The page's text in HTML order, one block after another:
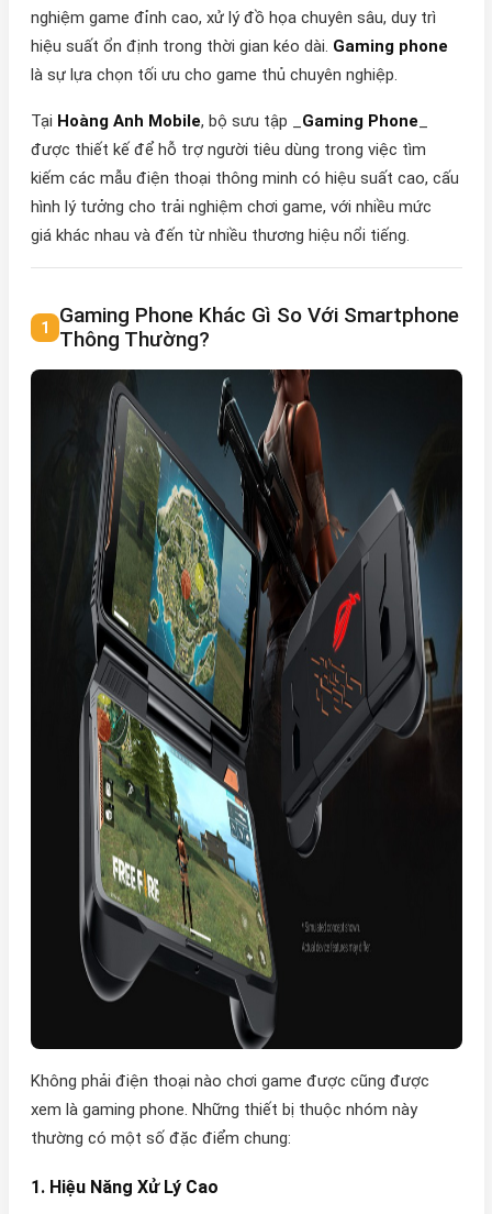
nghiệm game đỉnh cao, xử lý đồ họa chuyên sâu, duy trì
hiệu suất ổn định trong thời gian kéo dài. Gaming phone
là sự lựa chọn tối ưu cho game thủ chuyên nghiệp.
Tại Hoàng Anh Mobile, bộ sưu tập _ Gaming Phone
được thiết kế để hỗ trợ người tiêu dùng trong việc tìm
kiếm các mẫu điện thoại thông minh có hiệu suất cao, cấu
hình lý tưởng cho trải nghiệm chơi game, với nhiều mức
giá khác nhau và đến từ nhiều thương hiệu nổi tiếng.
Gaming Phone Khác Gì So Với Smartphone
Thông Thường?
Không phải điện thoại nào chơi game được cũng được
xem là gaming phone. Những thiết bị thuộc nhóm này
thường có một số đặc điểm chung:
1. Hiệu Năng Xử Lý Cao